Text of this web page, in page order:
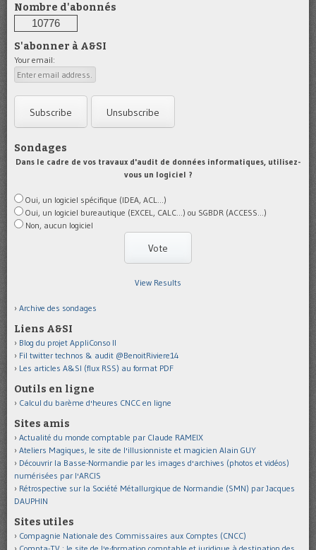
Nombre d'abonnés
10776
S'abonner à A&SI
Your email:
Sondages
Dans le cadre de vos travaux d'audit de données informatiques, utilisez-
vous un logiciel ?
Oui, un logiciel spécifique (IDEA, ACL...)
Oui, un logiciel bureautique (EXCEL, CALC...) ou SGBDR (ACCESS...)
Non, aucun logiciel
View Results
Archive des sondages
Liens A&SI
Blog du projet AppliConso II
Fil twitter technos & audit @BenoitRiviere14
Les articles A&SI (flux RSS) au format PDF
Outils en ligne
Calcul du barème d'heures CNCC en ligne
Sites amis
Actualité du monde comptable par Claude RAMEIX
Ateliers Magiques, le site de l'illusionniste et magicien Alain GUY
Découvrir la Basse-Normandie par les images d'archives (photos et vidéos)
numérisées par l'ARCIS
Rétrospective sur la Société Métallurgique de Normandie (SMN) par Jacques
DAUPHIN
Sites utiles
Compagnie Nationale des Commissaires aux Comptes (CNCC)